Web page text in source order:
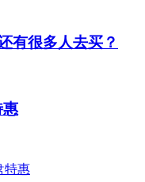
有很多人去买？
惠